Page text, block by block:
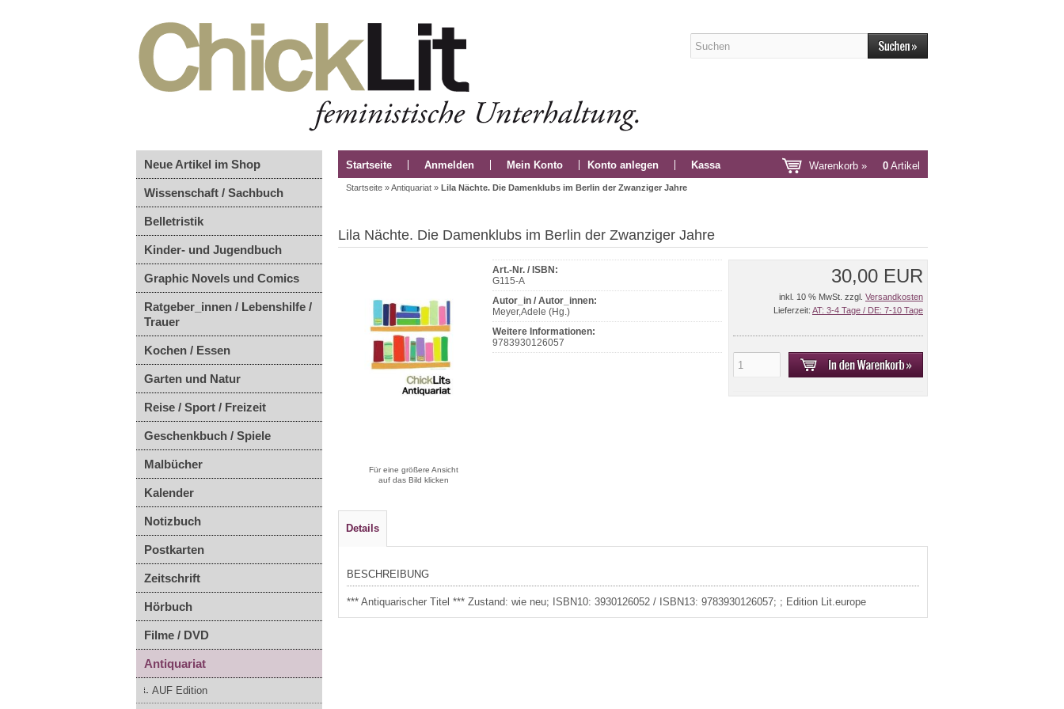
Neue Artikel im Shop
Wissenschaft / Sachbuch
Belletristik
Kinder- und Jugendbuch
Graphic Novels und Comics
Ratgeber_innen / Lebenshilfe /
Trauer
Kochen / Essen
Garten und Natur
Reise / Sport / Freizeit
Geschenkbuch / Spiele
Malbücher
Kalender
Notizbuch
Postkarten
Zeitschrift
Hörbuch
Filme / DVD
Antiquariat
AUF Edition
Startseite Anmelden Mein Konto Konto anlegen Kassa Warenkorb » 0 Artikel
Startseite »Antiquariat » Lila Nächte. Die Damenklubs im Berlin der Zwanziger Jahre
Lila Nächte. Die Damenklubs im Berlin der Zwanziger Jahre
Für eine größere Ansicht
auf das Bild klicken
Art.-Nr. / ISBN:
G115-A
Autor_in / Autor_innen:
Meyer,Adele (Hg.)
Weitere Informationen:
9783930126057
30,00 EUR
inkl. 10 % MwSt. zzgl. Versandkosten
Lieferzeit: AT: 3-4 Tage / DE: 7-10 Tage
Details
BESCHREIBUNG
*** Antiquarischer Titel *** Zustand: wie neu; ISBN10: 3930126052 / ISBN13: 9783930126057; ; Edition Lit.europe